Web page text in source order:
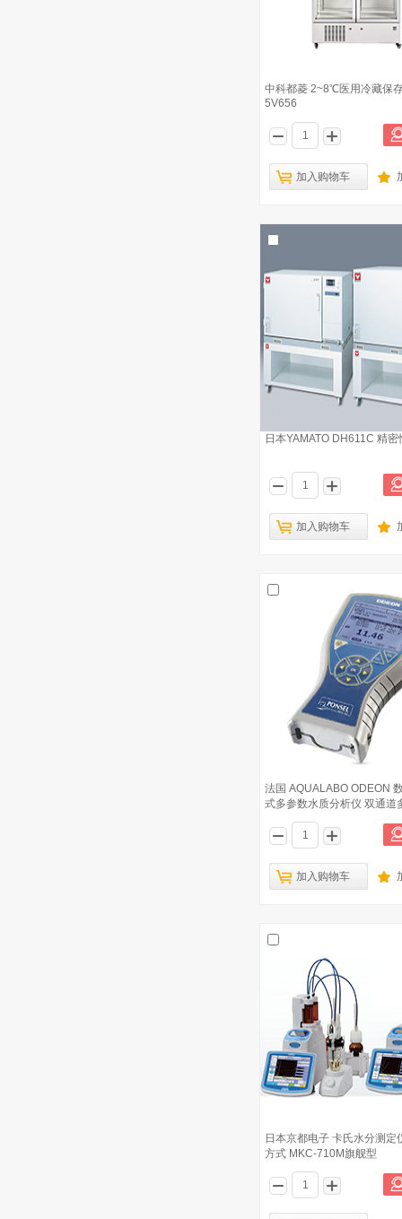
中科都菱 2~8℃医用冷藏保
5V656
加入购物车
日本YAMATO DH611C 精密
加入购物车
法国 AQUALABO ODEON
式多参数水质分析仪 双通道
加入购物车
日本京都电子 卡氏水分测定
方式 MKC-710M旗舰型